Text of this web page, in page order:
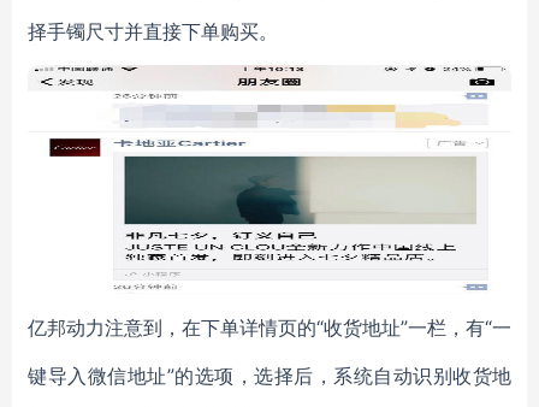
择手镯尺寸并直接下单购买。
亿邦动力注意到，在下单详情页的“收货地址”一栏，有“一
键导入微信地址”的选项，选择后，系统自动识别收货地